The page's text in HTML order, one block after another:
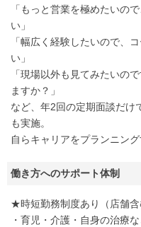
「もっと営業を極めたいの
い」
「幅広く経験したいので、
い」
「現場以外も見てみたいの
ますか？」
など、年2回の定期面談だけ
も実施。
自らキャリアをプランニング
働き方へのサポート体制
★時短勤務制度あり（店舗含
・育児・介護・自身の治療